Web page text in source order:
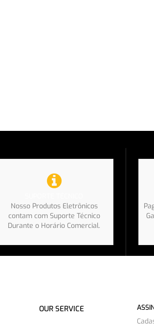
Nosso Produtos Eletrônicos
contam com Suporte Técnico
Durante o Horário Comercial.
OUR SERVICE